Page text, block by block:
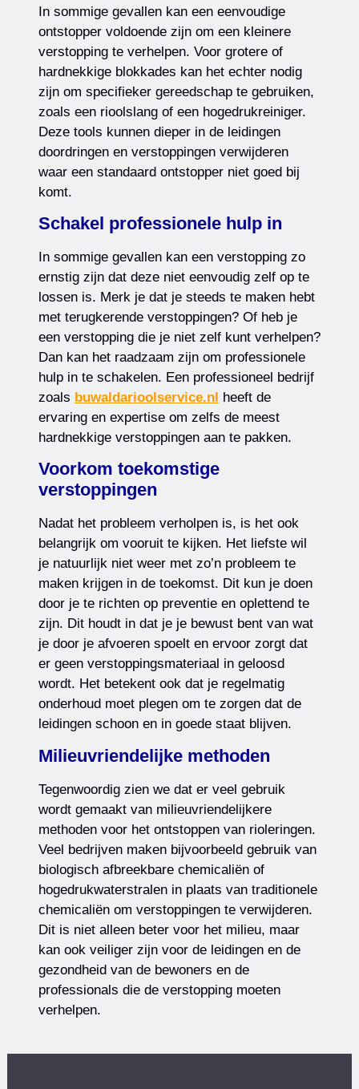
In sommige gevallen kan een eenvoudige
ontstopper voldoende zijn om een kleinere
verstopping te verhelpen. Voor grotere of
hardnekkige blokkades kan het echter nodig
zijn om specifieker gereedschap te gebruiken,
zoals een rioolslang of een hogedrukreiniger.
Deze tools kunnen dieper in de leidingen
doordringen en verstoppingen verwijderen
waar een standaard ontstopper niet goed bij
komt.
Schakel professionele hulp in
In sommige gevallen kan een verstopping zo
ernstig zijn dat deze niet eenvoudig zelf op te
lossen is. Merk je dat je steeds te maken hebt
met terugkerende verstoppingen? Of heb je
een verstopping die je niet zelf kunt verhelpen?
Dan kan het raadzaam zijn om professionele
hulp in te schakelen. Een professioneel bedrijf
zoals buwaldarioolservice.nl heeft de
ervaring en expertise om zelfs de meest
hardnekkige verstoppingen aan te pakken.
Voorkom toekomstige
verstoppingen
Nadat het probleem verholpen is, is het ook
belangrijk om vooruit te kijken. Het liefste wil
je natuurlijk niet weer met zo’n probleem te
maken krijgen in de toekomst. Dit kun je doen
door je te richten op preventie en oplettend te
zijn. Dit houdt in dat je je bewust bent van wat
je door je afvoeren spoelt en ervoor zorgt dat
er geen verstoppingsmateriaal in geloosd
wordt. Het betekent ook dat je regelmatig
onderhoud moet plegen om te zorgen dat de
leidingen schoon en in goede staat blijven.
Milieuvriendelijke methoden
Tegenwoordig zien we dat er veel gebruik
wordt gemaakt van milieuvriendelijkere
methoden voor het ontstoppen van rioleringen.
Veel bedrijven maken bijvoorbeeld gebruik van
biologisch afbreekbare chemicaliën of
hogedrukwaterstralen in plaats van traditionele
chemicaliën om verstoppingen te verwijderen.
Dit is niet alleen beter voor het milieu, maar
kan ook veiliger zijn voor de leidingen en de
gezondheid van de bewoners en de
professionals die de verstopping moeten
verhelpen.